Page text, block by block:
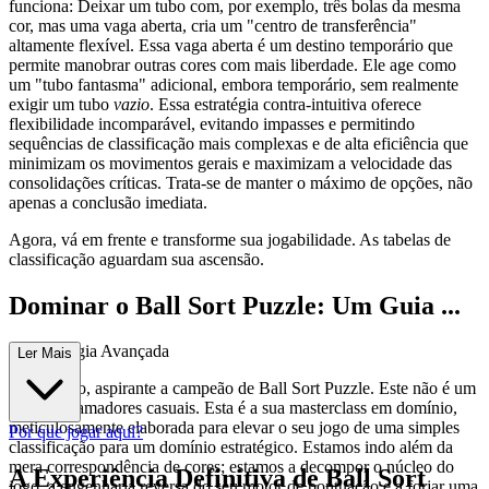
funciona: Deixar um tubo com, por exemplo, três bolas da mesma
cor, mas uma vaga aberta, cria um "centro de transferência"
altamente flexível. Essa vaga aberta é um destino temporário que
permite manobrar outras cores com mais liberdade. Ele age como
um "tubo fantasma" adicional, embora temporário, sem realmente
exigir um tubo vazio. Essa estratégia contra-intuitiva oferece
flexibilidade incomparável, evitando impasses e permitindo
sequências de classificação mais complexas e de alta eficiência que
minimizam os movimentos gerais e maximizam a velocidade das
consolidações críticas. Trata-se de manter o máximo de opções, não
apenas a conclusão imediata.
Agora, vá em frente e transforme sua jogabilidade. As tabelas de
classificação aguardam sua ascensão.
Dominar o Ball Sort Puzzle: Um Guia ...
de Estratégia Avançada
Bem-vindo, aspirante a campeão de Ball Sort Puzzle. Este não é um
guia para amadores casuais. Esta é a sua masterclass em domínio,
meticulosamente elaborada para elevar o seu jogo de uma simples
classificação para um domínio estratégico. Estamos indo além da
mera correspondência de cores; estamos a decompor o núcleo do
Ler Mais
Por que jogar aqui?
A Experiência Definitiva de Ball Sort